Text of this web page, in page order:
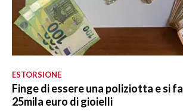
ESTORSIONE
Finge di essere una poliziotta e si
25mila euro di gioielli